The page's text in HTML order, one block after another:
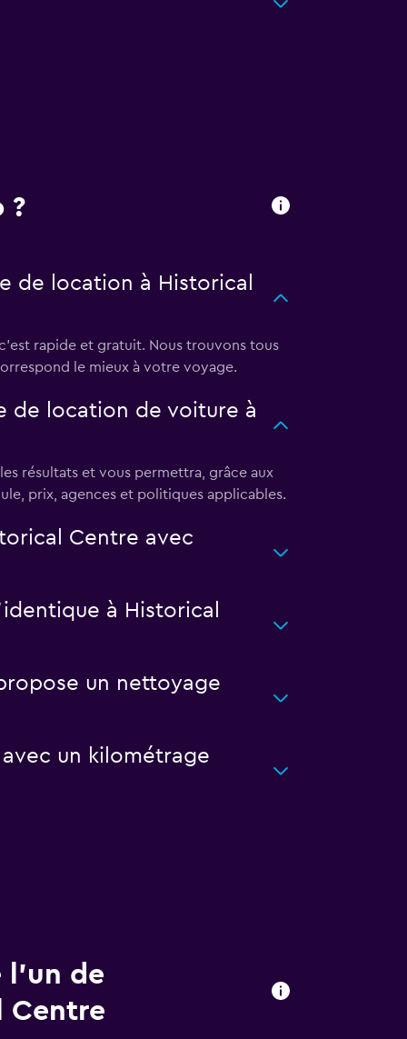
?
de location à Historical
rapide et gratuit. Nous trouvons tous
le mieux à votre voyage.
de location de voiture à
résultats et vous permettra, grâce aux
prix, agences et politiques applicables.
Centre avec
à Historical
un nettoyage
un kilométrage
de
Centre